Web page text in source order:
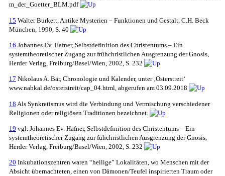
m_der_Goetter_BLM.pdf
15 Walter Burkert, Antike Mysterien – Funktionen und Gestalt, C.H. Beck
München, 1990, S. 40
16 Johannes Ev. Hafner, Selbstdefinition des Christentums – Ein
systemtheoretischer Zugang zur frühchristlichen Ausgrenzung der Gnosis,
Herder Verlag, Freiburg/Basel/Wien, 2002, S. 232
17 Nikolaus A. Bär, Chronologie und Kalender, unter ‚Osterstreit‘
www.nabkal.de/osterstreit/cap_04.html, abgerufen am 03.09.2018
18 Als Synkretismus wird die Verbindung und Vermischung verschiedener
Religionen oder religiösen Traditionen bezeichnet.
19 vgl. Johannes Ev. Hafner, Selbstdefinition des Christentums – Ein
systemtheoretischer Zugang zur fühchristlichen Ausgrenzung der Gnosis,
Herder Verlag, Freiburg/Basel/Wien, 2002, S. 232
20 Inkubationszentren waren “heilige” Lokalitäten, wo Menschen mit der
Absicht übernachteten, einen von Dämonen/Teufel inspirierten Traum oder